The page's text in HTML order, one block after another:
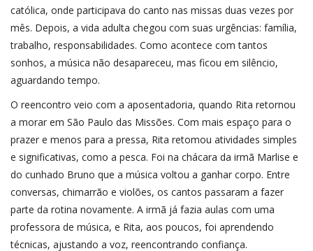
católica, onde participava do canto nas missas duas vezes por
mês. Depois, a vida adulta chegou com suas urgências: família,
trabalho, responsabilidades. Como acontece com tantos
sonhos, a música não desapareceu, mas ficou em silêncio,
aguardando tempo.
O reencontro veio com a aposentadoria, quando Rita retornou
a morar em São Paulo das Missões. Com mais espaço para o
prazer e menos para a pressa, Rita retomou atividades simples
e significativas, como a pesca. Foi na chácara da irmã Marlise e
do cunhado Bruno que a música voltou a ganhar corpo. Entre
conversas, chimarrão e violões, os cantos passaram a fazer
parte da rotina novamente. A irmã já fazia aulas com uma
professora de música, e Rita, aos poucos, foi aprendendo
técnicas, ajustando a voz, reencontrando confiança.